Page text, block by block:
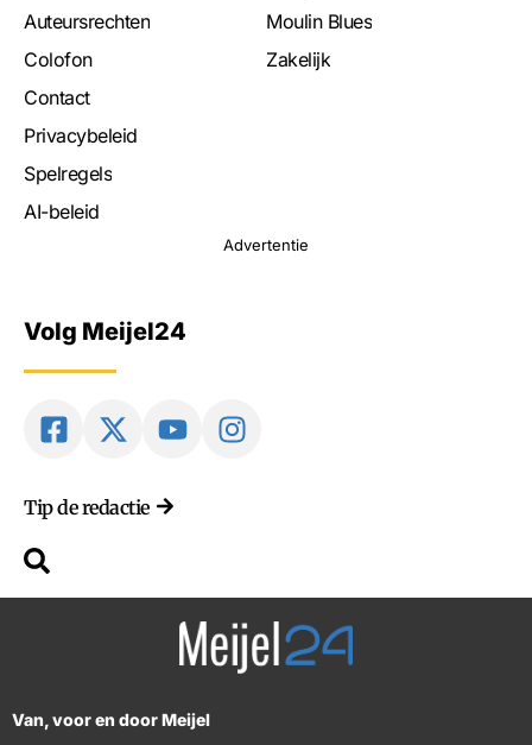
Auteursrechten
Colofon
Contact
Privacybeleid
Spelregels
AI-beleid
Moulin Blues
Zakelijk
Advertentie
Volg Meijel24
Tip de redactie
Van, voor en door Meijel